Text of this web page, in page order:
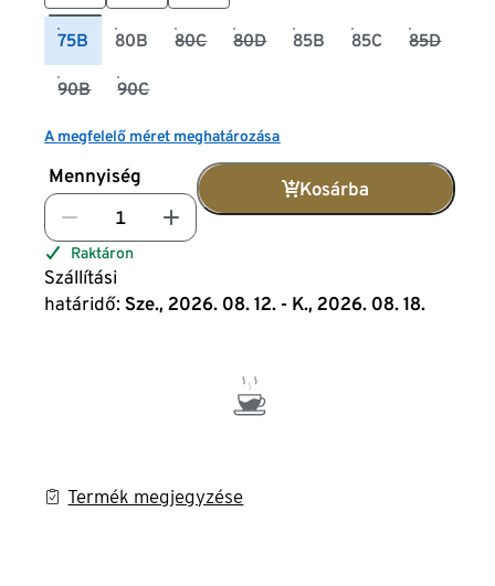
75B 80B 80C 80D 85B 85C 85D
90B 90C
A megfelelő méret meghatározása
Mennyiség
Kosárba
Raktáron
Szállítási
határidő: Sze., 2026. 08. 12. - K., 2026. 08. 18.
Termék megjegyzése